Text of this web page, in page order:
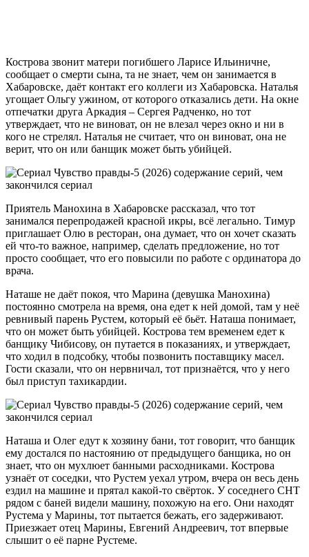
Кострова звонит матери погибшего Ларисе Ильиничне,
сообщает о смерти сына, та не знает, чем он занимается в
Хабаровске, даёт контакт его коллеги из Хабаровска. Наталья
угощает Ольгу ужином, от которого отказались дети. На окне
отпечатки друга Аркадия – Сергея Радченко, но тот
утверждает, что не виноват, он не влезал через окно и ни в
кого не стрелял. Наталья не считает, что он виноват, она не
верит, что он или банщик может быть убийцей.
Приятель Манохина в Хабаровске рассказал, что тот
занимался перепродажей красной икры, всё легально. Тимур
приглашает Олю в ресторан, она думает, что он хочет сказать
ей что-то важное, например, сделать предложение, но тот
просто сообщает, что его повысили по работе с ординатора до
врача.
Наташе не даёт покоя, что Марина (девушка Манохина)
постоянно смотрела на время, она едет к ней домой, там у неё
ревнивый парень Рустем, который её бьёт. Наташа понимает,
что он может быть убийцей. Кострова тем временем едет к
банщику Чибисову, он путается в показаниях, и утверждает,
что ходил в подсобку, чтобы позвонить поставщику масел.
Гости сказали, что он нервничал, тот признаётся, что у него
был приступ тахикардии.
Наташа и Олег едут к хозяину бани, тот говорит, что банщик
ему достался по настоянию от предыдущего банщика, но он
знает, что он мухлюет банными расходниками. Кострова
узнаёт от соседки, что Рустем уехал утром, вчера он весь день
ездил на машине и прятал какой-то свёрток. У соседнего СНТ
рядом с баней видели машину, похожую на его. Они находят
Рустема у Марины, тот пытается бежать, его задерживают.
Приезжает отец Марины, Евгений Андреевич, тот впервые
слышит о её парне Рустеме.